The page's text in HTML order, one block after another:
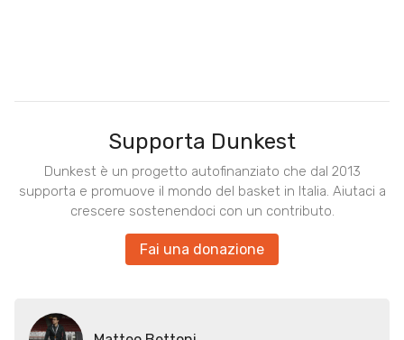
Supporta Dunkest
Dunkest è un progetto autofinanziato che dal 2013
supporta e promuove il mondo del basket in Italia. Aiutaci a
crescere sostenendoci con un contributo.
Fai una donazione